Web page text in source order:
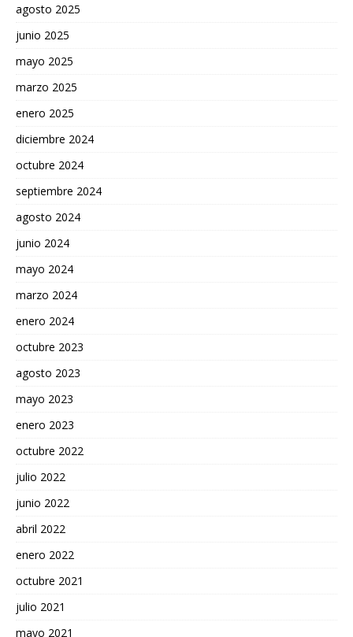
agosto 2025
junio 2025
mayo 2025
marzo 2025
enero 2025
diciembre 2024
octubre 2024
septiembre 2024
agosto 2024
junio 2024
mayo 2024
marzo 2024
enero 2024
octubre 2023
agosto 2023
mayo 2023
enero 2023
octubre 2022
julio 2022
junio 2022
abril 2022
enero 2022
octubre 2021
julio 2021
mayo 2021